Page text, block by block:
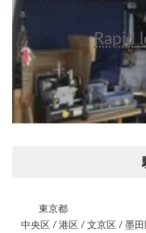
Rapid
東京都
中央区 / 港区 / 文京区 / 墨